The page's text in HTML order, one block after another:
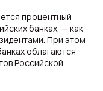
процентный
банках, — как
При этом
облагаются
Российской